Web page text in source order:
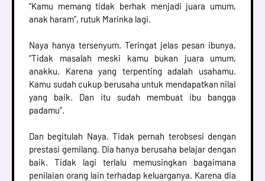
“Kamu memang tidak berhak menjadi juara umum,
anak haram”, rutuk Marinka lagi.
Naya hanya tersenyum. Teringat jelas pesan ibunya,
“Tidak masalah meski kamu bukan juara umum,
anakku. Karena yang terpenting adalah usahamu.
Kamu sudah cukup berusaha untuk mendapatkan nilai
yang baik. Dan itu sudah membuat ibu bangga
padamu”.
Dan begitulah Naya. Tidak pernah terobsesi dengan
prestasi gemilang. Dia hanya berusaha belajar dengan
baik. Tidak lagi terlalu memusingkan bagaimana
penilaian orang lain terhadap keluarganya. Karena dia